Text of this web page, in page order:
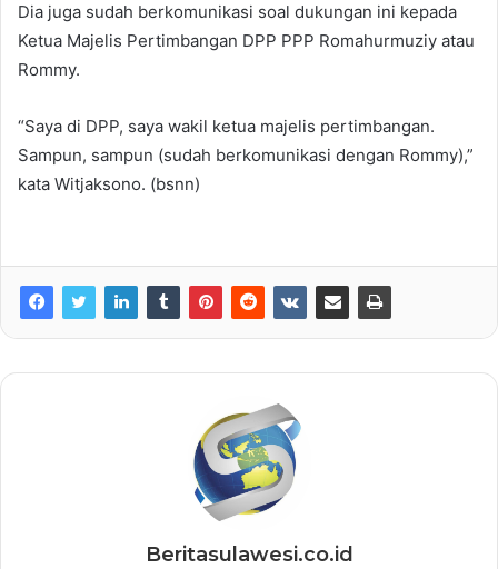
Dia juga sudah berkomunikasi soal dukungan ini kepada
Ketua Majelis Pertimbangan DPP PPP Romahurmuziy atau
Rommy.
“Saya di DPP, saya wakil ketua majelis pertimbangan.
Sampun, sampun (sudah berkomunikasi dengan Rommy),”
kata Witjaksono. (bsnn)
Beritasulawesi.co.id